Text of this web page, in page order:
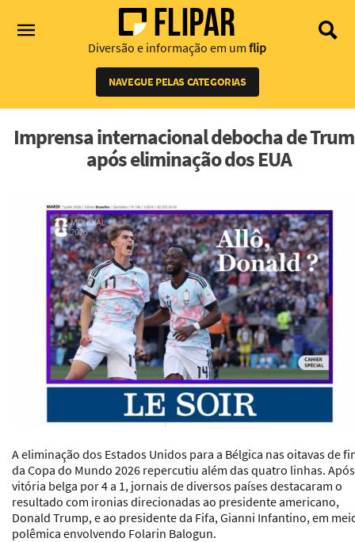
Diversão e informação em um flip
NAVEGUE PELAS CATEGORIAS
Imprensa internacional debocha de
após eliminação dos EUA
A eliminação dos Estados Unidos para a Bélgica nas oitavas de
da Copa do Mundo 2026 repercutiu além das quatro linhas.
vitória belga por 4 a 1, jornais de diversos países destacaram o
resultado com ironias direcionadas ao presidente americano,
Donald Trump, e ao presidente da Fifa, Gianni Infantino, em
polêmica envolvendo Folarin Balogun.